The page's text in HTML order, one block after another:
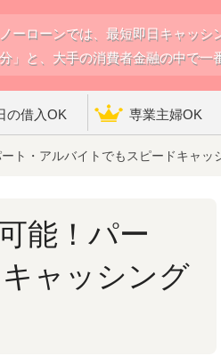
ノーローンでは、最短即日キャッ
分」と、大手の消費者金融の中で一
の借入OK 専業主婦OK
ト・アルバイトでもスピードキャッ
能！パー
ャッシング